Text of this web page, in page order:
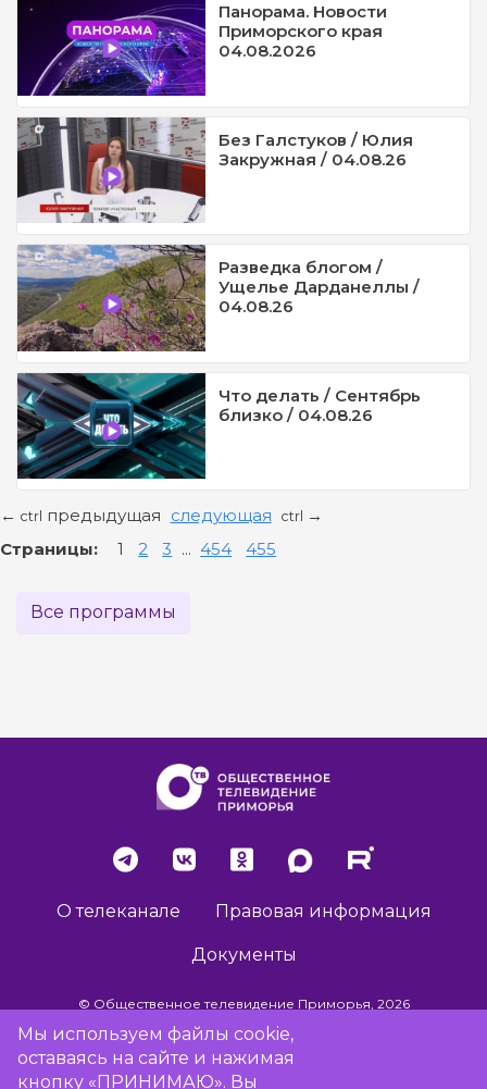
Панорама. Новости
Приморского края
04.08.2026
Без Галстуков / Юлия
Закружная / 04.08.26
Разведка блогом /
Ущелье Дарданеллы /
04.08.26
Что делать / Сентябрь
близко / 04.08.26
← ctrl предыдущая следующая ctrl →
Страницы: 1 2 3 ... 454 455
Все программы
О телеканале Правовая информация
Документы
© Общественное телевидение Приморья, 2026
Разработка сайта -
Мы используем файлы cookie,
оставаясь на сайте и нажимая
кнопку «ПРИНИМАЮ». Вы